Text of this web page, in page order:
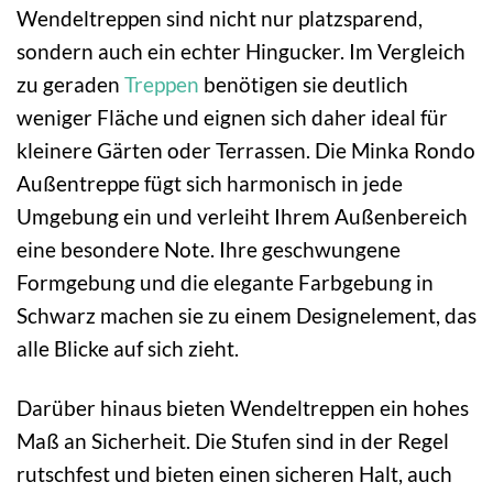
Wendeltreppen sind nicht nur platzsparend,
sondern auch ein echter Hingucker. Im Vergleich
zu geraden Treppen benötigen sie deutlich
weniger Fläche und eignen sich daher ideal für
kleinere Gärten oder Terrassen. Die Minka Rondo
Außentreppe fügt sich harmonisch in jede
Umgebung ein und verleiht Ihrem Außenbereich
eine besondere Note. Ihre geschwungene
Formgebung und die elegante Farbgebung in
Schwarz machen sie zu einem Designelement, das
alle Blicke auf sich zieht.
Darüber hinaus bieten Wendeltreppen ein hohes
Maß an Sicherheit. Die Stufen sind in der Regel
rutschfest und bieten einen sicheren Halt, auch